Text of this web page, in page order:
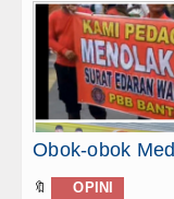
Obok-obok
🔖 OPINI